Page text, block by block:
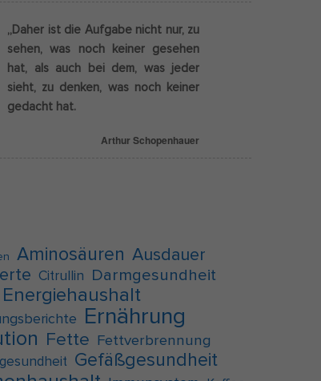
„Daher ist die Aufgabe nicht nur, zu
sehen, was noch keiner gesehen
hat, als auch bei dem, was jeder
sieht, zu denken, was noch keiner
gedacht hat.
Arthur Schopenhauer
Aminosäuren Ausdauer
Citrullin Darmgesundheit
Energiehaushalt
Ernährung
Fette Fettverbrennung
Gefäßgesundheit
Medien